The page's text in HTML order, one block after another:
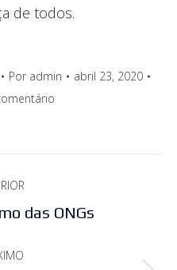
de todos.
Por admin
abril 23, 2020
Postdas ONGs